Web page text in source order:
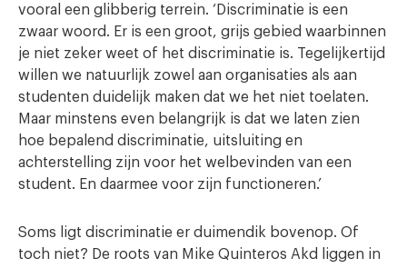
vooral een glibberig terrein. ‘Discriminatie is een
zwaar woord. Er is een groot, grijs gebied waarbinnen
je niet zeker weet of het discriminatie is. Tegelijkertijd
willen we natuurlijk zowel aan organisaties als aan
studenten duidelijk maken dat we het niet toelaten.
Maar minstens even belangrijk is dat we laten zien
hoe bepalend discriminatie, uitsluiting en
achterstelling zijn voor het welbevinden van een
student. En daarmee voor zijn functioneren.’
Soms ligt discriminatie er duimendik bovenop. Of
toch niet? De roots van Mike Quinteros Akd liggen in